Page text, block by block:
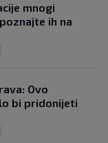
mnogi
ih na
Ovo
bi pridonijeti